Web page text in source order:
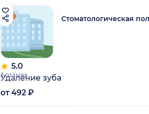
5.0
3 отзыва
Стоматологическая
Удаление зуба
от 492 ₽